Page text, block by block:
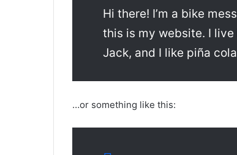
Hi there! I’m a bike
this is my website. I
Jack, and I like piña
…or something like this: